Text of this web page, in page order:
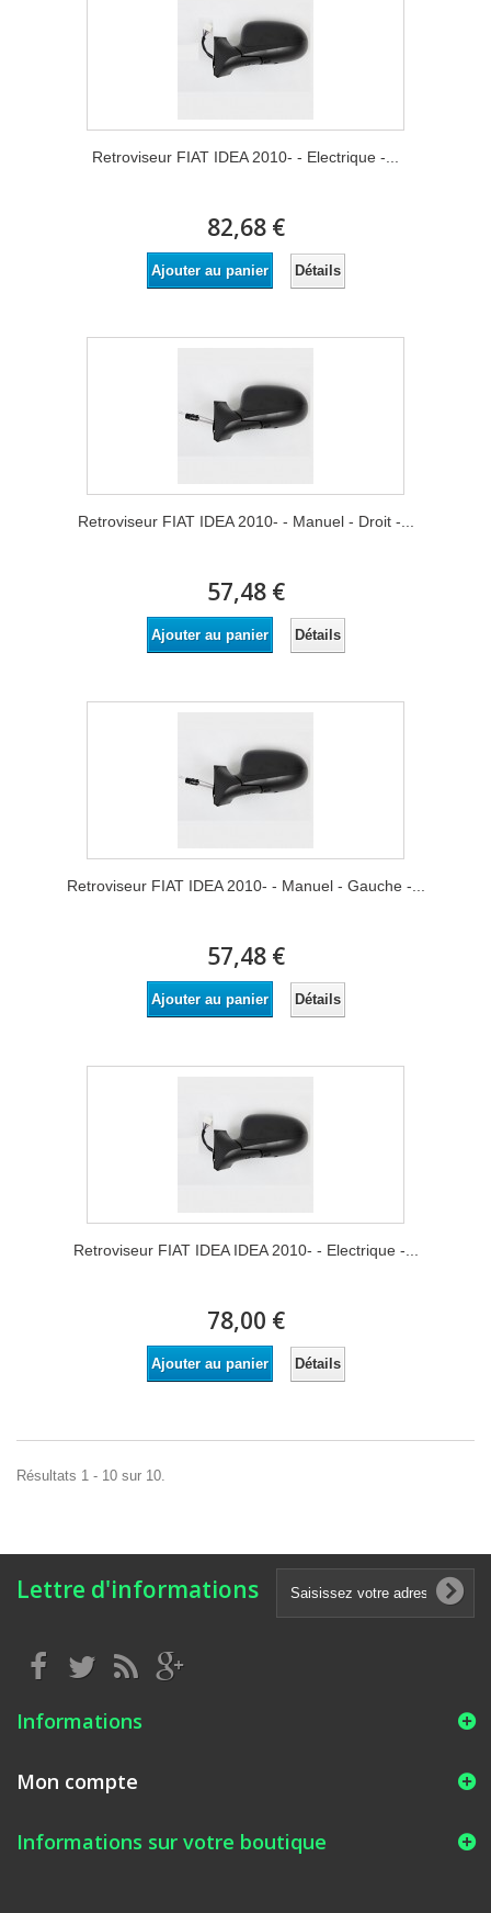
Retroviseur FIAT IDEA 2010- - Electrique -...
82,68 €
Ajouter au panier Détails
Retroviseur FIAT IDEA 2010- - Manuel - Droit -...
57,48 €
Ajouter au panier Détails
Retroviseur FIAT IDEA 2010- - Manuel - Gauche -...
57,48 €
Ajouter au panier Détails
Retroviseur FIAT IDEA IDEA 2010- - Electrique -...
78,00 €
Ajouter au panier Détails
Résultats 1 - 10 sur 10.
Lettre d'informations
Informations
Mon compte
Informations sur votre boutique